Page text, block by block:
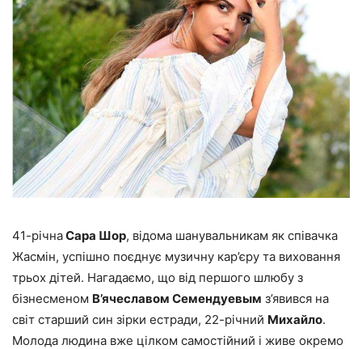
41-річнаСара Шор, відома шанувальникам як співачка
Жасмін, успішно поєднує музичну кар’єру та виховання
трьох дітей. Нагадаємо, що від першого шлюбу з
бізнесменом В’ячеславом Семендуевым з’явився на
світ старший син зірки естради, 22-річний Михайло.
Молода людина вже цілком самостійний і живе окремо